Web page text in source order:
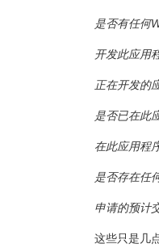
是否有任何
开发此应用
正在开发的
是否已在此
在此应用程
是否存在任
申请的预计
这些只是几